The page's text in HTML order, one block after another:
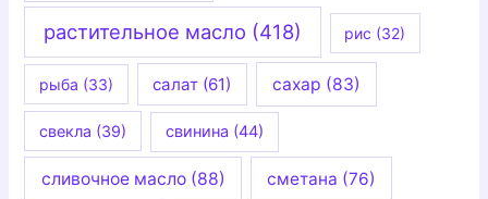
растительное масло (418) рис (32)
рыба (33) салат (61) сахар (83)
свекла (39) свинина (44)
сливочное масло(88) сметана (76)